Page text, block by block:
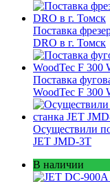
Поставка
DRO в г. Томск
Поставка
WoodTec F 300
Осуществили
JET JMD-3T
В наличии